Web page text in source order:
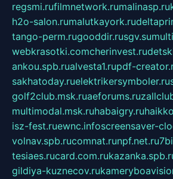
regsmi.rufilmnetwork.rumalinasp.ru
h2o-salon.rumalutkayork.ru
tango-perm.rugooddir.rusgv.su
webkrasotki.comcherinvest.ru
ankou.spb.rualvesta1.rupdf-
sakhatoday.ruelektrikersymboler.ru
golf2club.msk.ruaeforums.ru
multimodal.msk.ruhabaigry.ru
isz-fest.ruewnc.infoscreensaver-
volnav.spb.rucomnat.runpf.net.ru
tesiaes.rucard.com.ru
gildiya-kuznecov.ru